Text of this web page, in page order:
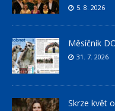
5. 8. 2026
Měsíčník
31. 7. 2026
Skrze květ